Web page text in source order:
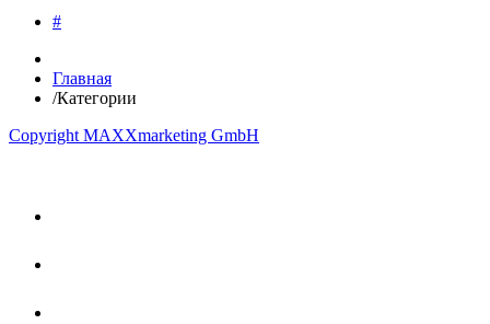
#
Главная
/Категории
Copyright MAXXmarketing GmbH